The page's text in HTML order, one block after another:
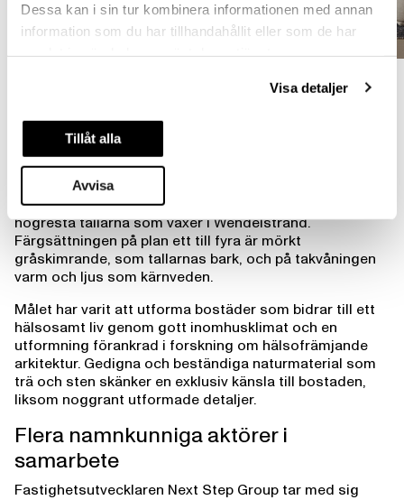
Dessa kan i sin tur kombinera informationen med annan
information som du har tillhandahållit eller som de har
Visa detaljer
Tillåt alla
Avvisa
minimalism präglar så väl formspråk som materialval
trä ger ett varmt och ombonat intryck. Den stående
träpanelen med smala ribbor gör att fasaden upplevs
som lugn och grundad. Inspirationen är hämtad från de
högresta tallarna som växer i Wendelstrand.
Färgsättningen på plan ett till fyra är mörkt
gråskimrande, som tallarnas bark, och på takvåningen
varm och ljus som kärnveden.
Målet har varit att utforma bostäder som bidrar till ett
hälsosamt liv genom gott inomhusklimat och en
utformning förankrad i forskning om hälsofrämjande
arkitektur. Gedigna och beständiga naturmaterial som
trä och sten skänker en exklusiv känsla till bostaden,
liksom noggrant utformade detaljer.
Flera namnkunniga aktörer i
samarbete
Fastighetsutvecklaren Next Step Group tar med sig